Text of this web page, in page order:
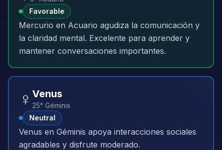
Favorable
Mercurio en Acuario agudiza la comunicación y
la claridad mental. Excelente para aprender y
mantener conversaciones importantes.
♀️ Venus
25° Géminis
Neutral
Venus en Géminis apoya interacciones sociales
agradables y disfrute moderado.